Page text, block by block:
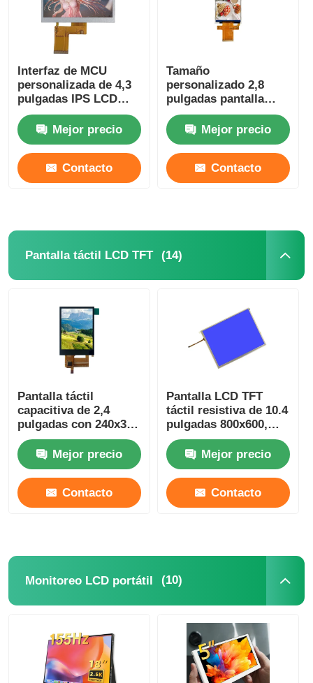
Interfaz de MCU
personalizada de 4,3
pulgadas IPS LCD
480x272 Resolución
300Cd/m2Mejor precio
Contacto
Tamaño
personalizado 2,8
pulgadas pantalla
LCD 240x320
Resolución ST7789
Interfaz MCU / SPI
Mejor precio
Contacto
Pantalla táctil LCD TFT (14)
Pantalla táctil
capacitiva de 2,4
pulgadas con 240x320
píxeles, interfaz
paralela o serie de 8
bits y 16 bits
Mejor precio
Contacto
Pantalla LCD TFT
táctil resistiva de 10.4
pulgadas 800x600,
interfaz RGB de 24
bits, 60 pines
Mejor precio
Contacto
Monitoreo LCD portátil (10)